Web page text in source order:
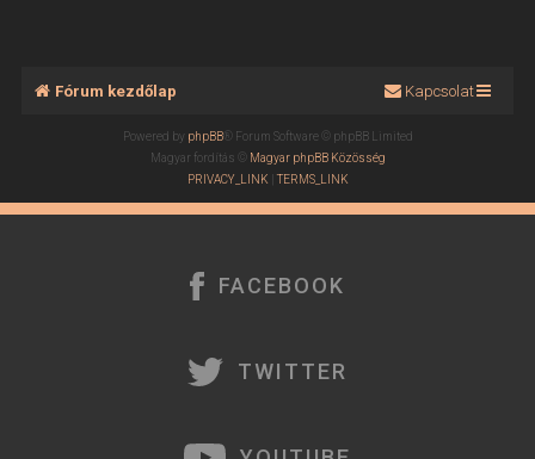
é
Fórum kezdőlap Kapcsolat
Powered by phpBB® Forum Software © phpBB Limited
Magyar fordítás © Magyar phpBB Közösség
PRIVACY_LINK |TERMS_LINK
FACEBOOK
TWITTER